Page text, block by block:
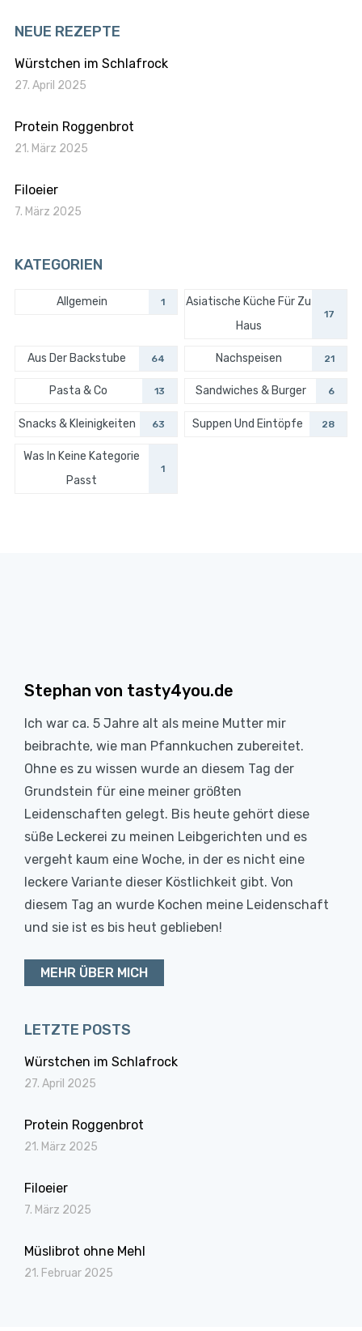
NEUE REZEPTE
Würstchen im Schlafrock
27. April 2025
Protein Roggenbrot
21. März 2025
Filoeier
7. März 2025
KATEGORIEN
Allgemein 1
Asiatische Küche Für Zu
Haus
17
Aus Der Backstube 64 Nachspeisen 21
Pasta & Co 13 Sandwiches & Burger 6
Snacks & Kleinigkeiten 63 Suppen Und Eintöpfe 28
Was In Keine Kategorie
Passt
1
Stephan von tasty4you.de
Ich war ca. 5 Jahre alt als meine Mutter mir
beibrachte, wie man Pfannkuchen zubereitet.
Ohne es zu wissen wurde an diesem Tag der
Grundstein für eine meiner größten
Leidenschaften gelegt. Bis heute gehört diese
süße Leckerei zu meinen Leibgerichten und es
vergeht kaum eine Woche, in der es nicht eine
leckere Variante dieser Köstlichkeit gibt. Von
diesem Tag an wurde Kochen meine Leidenschaft
und sie ist es bis heut geblieben!
MEHR ÜBER MICH
LETZTE POSTS
Würstchen im Schlafrock
27. April 2025
Protein Roggenbrot
21. März 2025
Filoeier
7. März 2025
Müslibrot ohne Mehl
21. Februar 2025